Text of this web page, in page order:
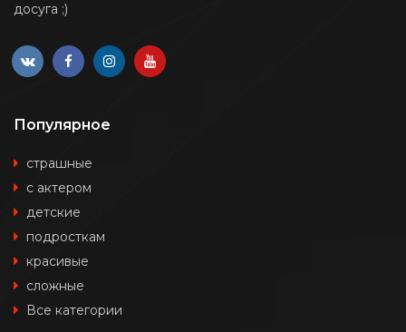
досуга ;)
Популярное
страшные
с актером
детские
подросткам
красивые
сложные
Все категории